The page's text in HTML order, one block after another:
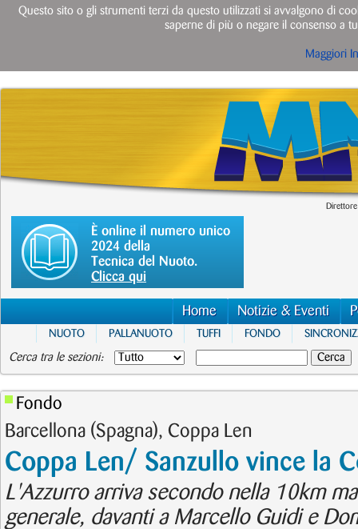
È online il numero unico
2024 della
Tecnica del Nuoto.
Clicca qui
Home Notizie & Eventi
NUOTO PALLANUOTO TUFFI FONDO
Cerca tra le sezioni:
Fondo
Barcellona (Spagna), Coppa Len
Coppa Len/ Sanzullo vince la
L'Azzurro arriva secondo nella 10km
generale, davanti a Marcello Guidi e
Questo sito o gli strumenti terzi da questo utilizzati si avvalgono di
saperne di più o negare il consenso a
Maggiori